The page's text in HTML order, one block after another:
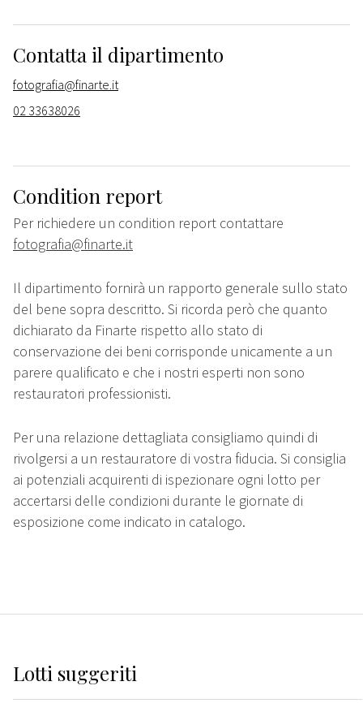
Contatta il dipartimento
fotografia@finarte.it
02 33638026
Condition report
Per richiedere un condition report contattare
fotografia@finarte.it
Il dipartimento fornirà un rapporto generale sullo stato
del bene sopra descritto. Si ricorda però che quanto
dichiarato da Finarte rispetto allo stato di
conservazione dei beni corrisponde unicamente a un
parere qualificato e che i nostri esperti non sono
restauratori professionisti.
Per una relazione dettagliata consigliamo quindi di
rivolgersi a un restauratore di vostra fiducia. Si consiglia
ai potenziali acquirenti di ispezionare ogni lotto per
accertarsi delle condizioni durante le giornate di
esposizione come indicato in catalogo.
Lotti suggeriti